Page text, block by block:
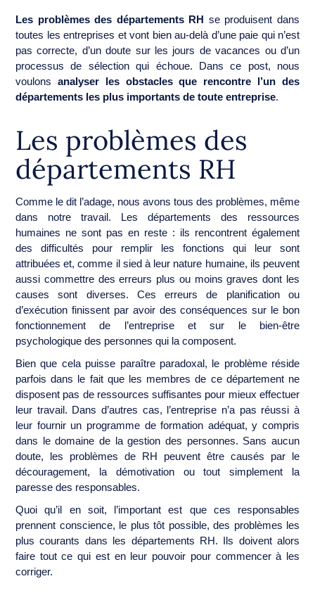
Les problèmes des départements RH se produisent dans
toutes les entreprises et vont bien au-delà d’une paie qui n’est
pas correcte, d’un doute sur les jours de vacances ou d’un
processus de sélection qui échoue. Dans ce post, nous
voulons analyser les obstacles que rencontre l’un des
départements les plus importants de toute entreprise.
Les problèmes des
départements RH
Comme le dit l’adage, nous avons tous des problèmes, même
dans notre travail. Les départements des ressources
humaines ne sont pas en reste : ils rencontrent également
des difficultés pour remplir les fonctions qui leur sont
attribuées et, comme il sied à leur nature humaine, ils peuvent
aussi commettre des erreurs plus ou moins graves dont les
causes sont diverses. Ces erreurs de planification ou
d’exécution finissent par avoir des conséquences sur le bon
fonctionnement de l’entreprise et sur le bien-être
psychologique des personnes qui la composent.
Bien que cela puisse paraître paradoxal, le problème réside
parfois dans le fait que les membres de ce département ne
disposent pas de ressources suffisantes pour mieux effectuer
leur travail. Dans d’autres cas, l’entreprise n’a pas réussi à
leur fournir un programme de formation adéquat, y compris
dans le domaine de la gestion des personnes. Sans aucun
doute, les problèmes de RH peuvent être causés par le
découragement, la démotivation ou tout simplement la
paresse des responsables.
Quoi qu’il en soit, l’important est que ces responsables
prennent conscience, le plus tôt possible, des problèmes les
plus courants dans les départements RH. Ils doivent alors
faire tout ce qui est en leur pouvoir pour commencer à les
corriger.